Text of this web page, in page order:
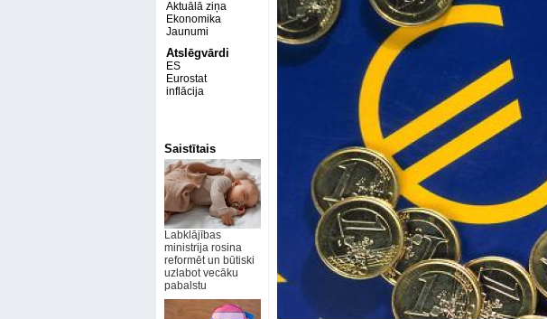
Aktuālā ziņa
Ekonomika
Jaunumi
Atslēgvārdi
ES
Eurostat
inflācija
Saistītais
Labklājības
ministrija rosina
reformēt un būtiski
uzlabot vecāku
pabalstu